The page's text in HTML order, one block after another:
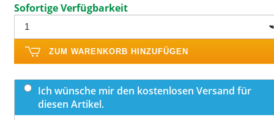
Sofortige Verfügbarkeit
ZUM WARENKORB HINZUFÜGEN
Ich wünsche mir den kostenlosen Versand für
diesen Artikel.